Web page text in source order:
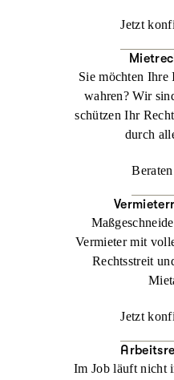
Jetzt
Sie möchten Ihre
wahren? Wir
schützen Ihr
durch
Beraten
Vermieter mit
Rechtsstreit
Jetzt
Im Job läuft nicht